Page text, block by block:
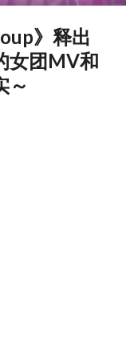
》释出
女团MV和
～